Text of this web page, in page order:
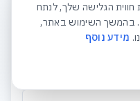
מחיר
הגלישה שלך, לנתח
בהמשך השימוש באתר,
מידע נוסף